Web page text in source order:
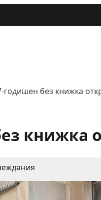
годишен без книжка
книжка